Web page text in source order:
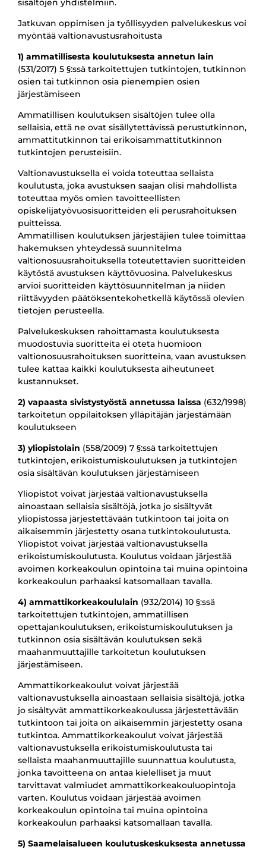
sisältöjen yhdistelmiin.
Jatkuvan oppimisen ja työllisyyden palvelukeskus voi
myöntää valtionavustusrahoitusta
1) ammatillisesta koulutuksesta annetun lain
(531/2017) 5 §:ssä tarkoitettujen tutkintojen, tutkinnon
osien tai tutkinnon osia pienempien osien
järjestämiseen
Ammatillisen koulutuksen sisältöjen tulee olla
sellaisia, että ne ovat sisällytettävissä perustutkinnon,
ammattitutkinnon tai erikoisammattitutkinnon
tutkintojen perusteisiin.
Valtionavustuksella ei voida toteuttaa sellaista
koulutusta, joka avustuksen saajan olisi mahdollista
toteuttaa myös omien tavoitteellisten
opiskelijatyövuosisuoritteiden eli perusrahoituksen
puitteissa.
Ammatillisen koulutuksen järjestäjien tulee toimittaa
hakemuksen yhteydessä suunnitelma
valtionosuusrahoituksella toteutettavien suoritteiden
käytöstä avustuksen käyttövuosina. Palvelukeskus
arvioi suoritteiden käyttösuunnitelman ja niiden
riittävyyden päätöksentekohetkellä käytössä olevien
tietojen perusteella.
Palvelukeskuksen rahoittamasta koulutuksesta
muodostuvia suoritteita ei oteta huomioon
valtionosuusrahoituksen suoritteina, vaan avustuksen
tulee kattaa kaikki koulutuksesta aiheutuneet
kustannukset.
2) vapaasta sivistystyöstä annetussa laissa (632/1998)
tarkoitetun oppilaitoksen ylläpitäjän järjestämään
koulutukseen
3) yliopistolain (558/2009) 7 §:ssä tarkoitettujen
tutkintojen, erikoistumiskoulutuksen ja tutkintojen
osia sisältävän koulutuksen järjestämiseen
Yliopistot voivat järjestää valtionavustuksella
ainoastaan sellaisia sisältöjä, jotka jo sisältyvät
yliopistossa järjestettävään tutkintoon tai joita on
aikaisemmin järjestetty osana tutkintokoulutusta.
Yliopistot voivat järjestää valtionavustuksella
erikoistumiskoulutusta. Koulutus voidaan järjestää
avoimen korkeakoulun opintoina tai muina opintoina
korkeakoulun parhaaksi katsomallaan tavalla.
4) ammattikorkeakoululain (932/2014) 10 §:ssä
tarkoitettujen tutkintojen, ammatillisen
opettajankoulutuksen, erikoistumiskoulutuksen ja
tutkinnon osia sisältävän koulutuksen sekä
maahanmuuttajille tarkoitetun koulutuksen
järjestämiseen.
Ammattikorkeakoulut voivat järjestää
valtionavustuksella ainoastaan sellaisia sisältöjä, jotka
jo sisältyvät ammattikorkeakoulussa järjestettävään
tutkintoon tai joita on aikaisemmin järjestetty osana
tutkintoa. Ammattikorkeakoulut voivat järjestää
valtionavustuksella erikoistumiskoulutusta tai
sellaista maahanmuuttajille suunnattua koulutusta,
jonka tavoitteena on antaa kielelliset ja muut
tarvittavat valmiudet ammattikorkeakouluopintoja
varten. Koulutus voidaan järjestää avoimen
korkeakoulun opintoina tai muina opintoina
korkeakoulun parhaaksi katsomallaan tavalla.
5) Saamelaisalueen koulutuskeskuksesta annetussa